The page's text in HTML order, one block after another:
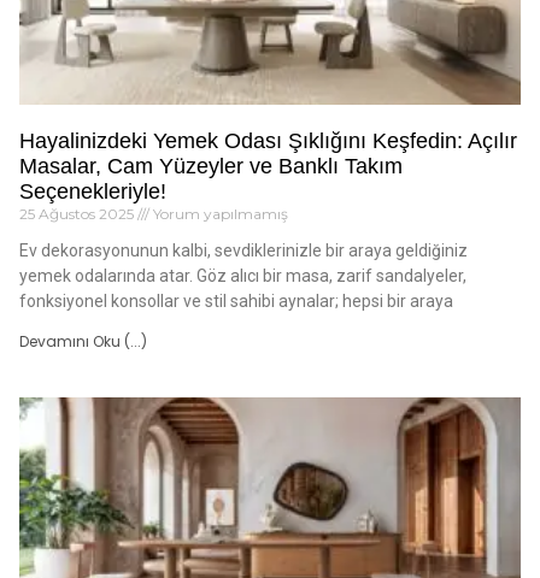
Hayalinizdeki Yemek Odası Şıklığını Keşfedin: Açılır
Masalar, Cam Yüzeyler ve Banklı Takım
Seçenekleriyle!
25 Ağustos 2025 Yorum yapılmamış
Ev dekorasyonunun kalbi, sevdiklerinizle bir araya geldiğiniz
yemek odalarında atar. Göz alıcı bir masa, zarif sandalyeler,
fonksiyonel konsollar ve stil sahibi aynalar; hepsi bir araya
Devamını Oku (...)